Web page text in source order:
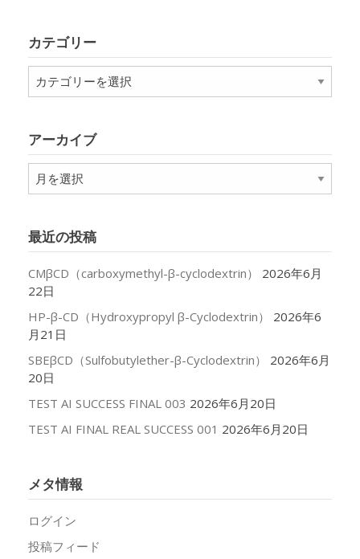
カテゴリー
テ
ー
アーカイブ
ア
ー
ブ
最近の投稿
CMβCD（carboxymethyl-β-cyclodextrin）
2026年6月
22日
HP-β-CD（Hydroxypropyl β-Cyclodextrin）
2026年6
月21日
SBEβCD（Sulfobutylether-β-Cyclodextrin）
2026年6月
20日
TEST AI SUCCESS FINAL 003 2026年6月20日
TEST AI FINAL REAL SUCCESS 001 2026年6月20日
メタ情報
ログイン
投稿フィード